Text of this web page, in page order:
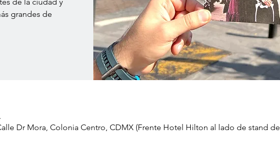
grandes de
Dr Mora, Colonia Centro, CDMX (Frente Hotel Hilton al lado de stand de